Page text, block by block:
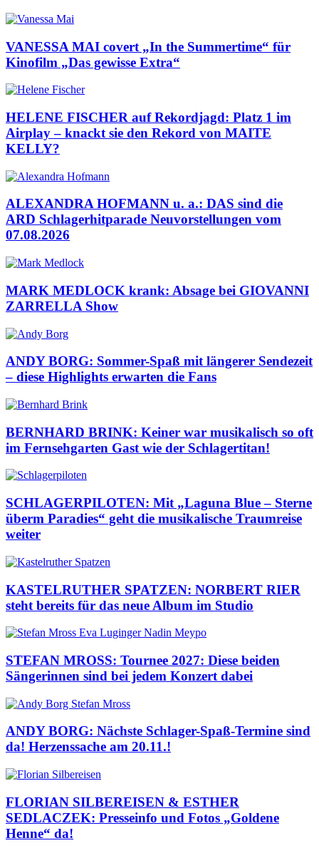
VANESSA MAI covert „In the Summertime“ für
Kinofilm „Das gewisse Extra“
HELENE FISCHER auf Rekordjagd: Platz 1 im
Airplay – knackt sie den Rekord von MAITE
KELLY?
ALEXANDRA HOFMANN u. a.: DAS sind die
ARD Schlagerhitparade Neuvorstellungen vom
07.08.2026
MARK MEDLOCK krank: Absage bei GIOVANNI
ZARRELLA Show
ANDY BORG: Sommer-Spaß mit längerer Sendezeit
– diese Highlights erwarten die Fans
BERNHARD BRINK: Keiner war musikalisch so oft
im Fernsehgarten Gast wie der Schlagertitan!
SCHLAGERPILOTEN: Mit „Laguna Blue – Sterne
überm Paradies“ geht die musikalische Traumreise
weiter
KASTELRUTHER SPATZEN: NORBERT RIER
steht bereits für das neue Album im Studio
STEFAN MROSS: Tournee 2027: Diese beiden
Sängerinnen sind bei jedem Konzert dabei
ANDY BORG: Nächste Schlager-Spaß-Termine sind
da! Herzenssache am 20.11.!
FLORIAN SILBEREISEN & ESTHER
SEDLACZEK: Presseinfo und Fotos „Goldene
Henne“ da!